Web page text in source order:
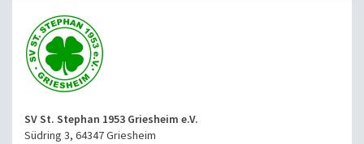
SV St. Stephan 1953 Griesheim e.V.
Südring 3, 64347 Griesheim